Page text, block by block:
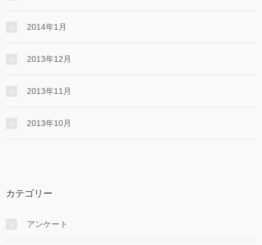
2014年1月
2013年12月
2013年11月
2013年10月
カテゴリー
アンケート